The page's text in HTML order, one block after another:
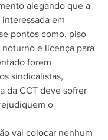
alegando que a
em
pontos como, piso
e licença para
forem
sindicalistas,
da CCT deve sofrer
o
vai colocar nenhum